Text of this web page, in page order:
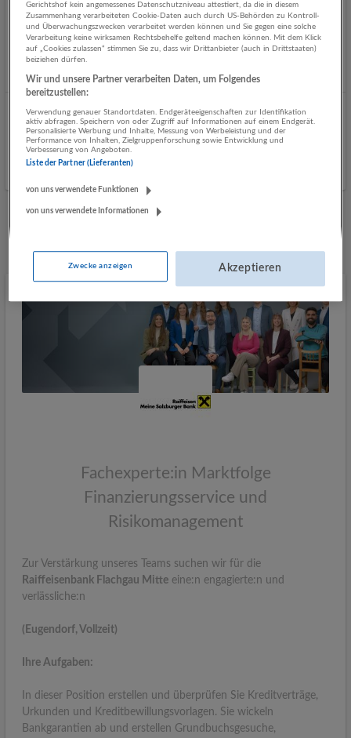
Experte:in im Bereich Marktfolge Bankservice
06.08.2026,Raiffeisenverband Salzburg
Vor 2 Tagen veröffentlicht
Serviceberater:in
04.08.2026,Raiffeisenverband Salzburg
Hof bei Salzburg
Fachexperte:in Marktfolge
Finanzierungsservice und
Risikomanagement
Zur Verstärkung unseres Teams suchen wir für die
Raiffeisenbank Flachgau Mitte eine:n engagierte:n und
verlässliche:n
(Eugendorf, Vollzeit)
Ihre Aufgaben:
In dieser Position erstellen und überprüfen Sie Kreditverträge,
Urkunden und Kreditbewillungsvorlagen. Sie wickeln
Bankgarantien ab und erstellen Grundbuchsgesuche,
Gerichtshof kein angemessenes Datenschutzniveau attestiert, da die in diesem
Zusammenhang verarbeiteten Cookie-Daten auch durch US-Behörden zu Kontroll-
und Überwachungszwecken verarbeitet werden können und Sie gegen eine solche
Verarbeitung keine wirksamen Rechtsbehelfe geltend machen können. Mit dem Klick
auf „Cookies zulassen“ stimmen Sie zu, dass wir Drittanbieter (auch in Drittstaaten)
beiziehen dürfen.
Wir und unsere Partner verarbeiten Daten, um Folgendes
bereitzustellen:
Verwendung genauer Standortdaten. Endgeräteeigenschaften zur Identifikation
aktiv abfragen. Speichern von oder Zugriff auf Informationen auf einem Endgerät.
Personalisierte Werbung und Inhalte, Messung von Werbeleistung und der
Performance von Inhalten, Zielgruppenforschung sowie Entwicklung und
Verbesserung von Angeboten.
Liste der Partner (Lieferanten)
von uns verwendete Funktionen
von uns verwendete Informationen
Zwecke anzeigen Akzeptieren